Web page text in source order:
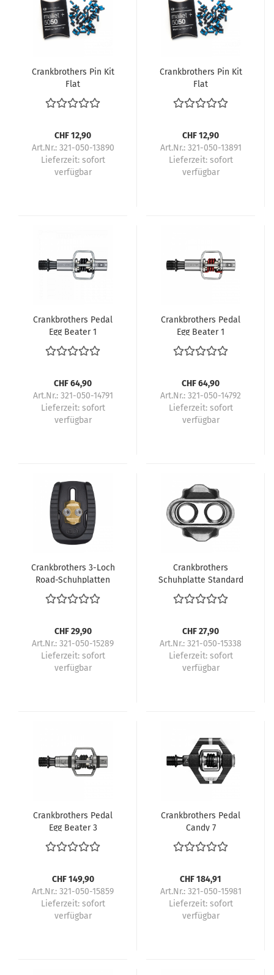
Crankbrothers Pin Kit
Flat
CHF 12,90
Art.Nr.: 321-050-13890
Lieferzeit: sofort
verfügbar
Crankbrothers Pin Kit
Flat
CHF 12,90
Art.Nr.: 321-050-13891
Lieferzeit: sofort
verfügbar
Crankbrothers Pedal
Egg Beater 1
CHF 64,90
Art.Nr.: 321-050-14791
Lieferzeit: sofort
verfügbar
Crankbrothers Pedal
Egg Beater 1
CHF 64,90
Art.Nr.: 321-050-14792
Lieferzeit: sofort
verfügbar
Crankbrothers 3-Loch
Road-Schuhplatten
CHF 29,90
Art.Nr.: 321-050-15289
Lieferzeit: sofort
verfügbar
Crankbrothers
Schuhplatte Standard
0° Float
CHF 27,90
Art.Nr.: 321-050-15338
Lieferzeit: sofort
verfügbar
Crankbrothers Pedal
Egg Beater 3
CHF 149,90
Art.Nr.: 321-050-15859
Lieferzeit: sofort
verfügbar
Crankbrothers Pedal
Candy 7
CHF 184,91
Art.Nr.: 321-050-15981
Lieferzeit: sofort
verfügbar